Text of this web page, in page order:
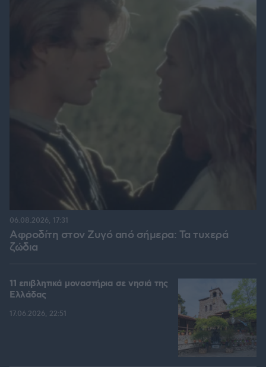
Αφροδίτη στον Ζυγό από σήμερα: Τα τυχερά
ζώδια
06.08.2026, 17:31
11 επιβλητικά μοναστήρια σε νησιά της
Ελλάδας
17.06.2026, 22:51